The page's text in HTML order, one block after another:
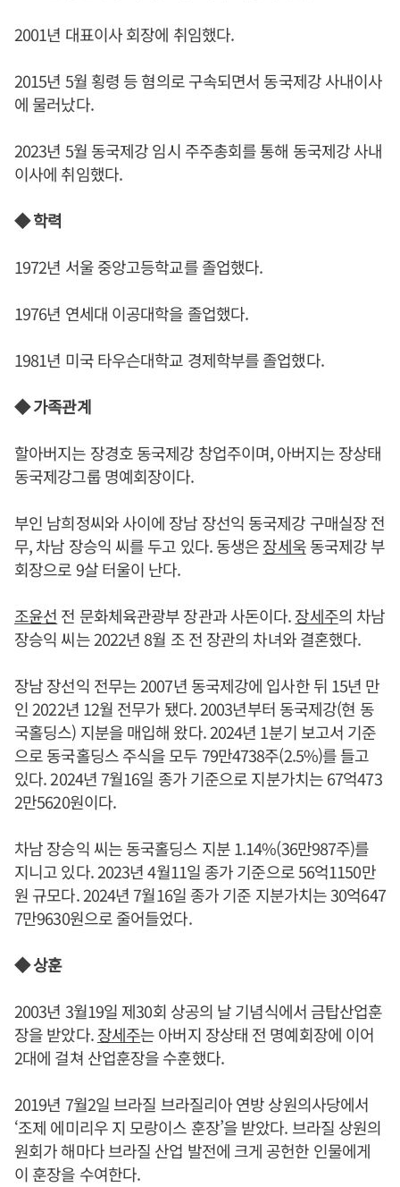
2001년 대표이사 회장에 취임했다.
2015년 5월 횡령 등 혐의로 구속되면서 동국제강 사내이사
에 물러났다.
2023년 5월 동국제강 임시 주주총회를 통해 동국제강 사내
이사에 취임했다.
◆ 학력
1972년 서울 중앙고등학교를 졸업했다.
1976년 연세대 이공대학을 졸업했다.
1981년 미국 타우슨대학교 경제학부를 졸업했다.
◆ 가족관계
할아버지는 장경호 동국제강 창업주이며, 아버지는 장상태
동국제강그룹 명예회장이다.
부인 남희정씨와 사이에 장남 장선익 동국제강 구매실장 전
무, 차남 장승익 씨를 두고 있다. 동생은장세욱동국제강 부
회장으로 9살 터울이 난다.
조윤선 전 문화체육관광부 장관과 사돈이다.장세주의 차남
장승익 씨는 2022년 8월 조 전 장관의 차녀와 결혼했다.
장남 장선익 전무는 2007년 동국제강에 입사한 뒤 15년 만
인 2022년 12월 전무가 됐다. 2003년부터 동국제강(현 동
국홀딩스) 지분을 매입해 왔다. 2024년 1분기 보고서 기준
으로 동국홀딩스 주식을 모두 79만4738주(2.5%)를 들고
있다. 2024년 7월16일 종가 기준으로 지분가치는 67억473
2만5620원이다.
차남 장승익 씨는 동국홀딩스 지분 1.14%(36만987주)를
지니고 있다. 2023년 4월11일 종가 기준으로 56억1150만
원 규모다. 2024년 7월16일 종가 기준 지분가치는 30억647
7만9630원으로 줄어들었다.
◆ 상훈
2003년 3월19일 제30회 상공의 날 기념식에서 금탑산업훈
장을 받았다.장세주는 아버지 장상태 전 명예회장에 이어
2대에 걸쳐 산업훈장을 수훈했다.
2019년 7월2일 브라질 브라질리아 연방 상원의사당에서
‘조제 에미리우 지 모랑이스 훈장’을 받았다. 브라질 상원의
원회가 해마다 브라질 산업 발전에 크게 공헌한 인물에게
이 훈장을 수여한다.